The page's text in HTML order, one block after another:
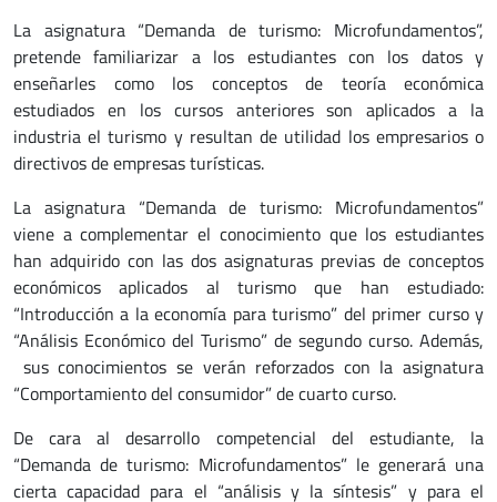
La asignatura “Demanda de turismo: Microfundamentos”,
pretende familiarizar a los estudiantes con los datos y
enseñarles como los conceptos de teoría económica
estudiados en los cursos anteriores son aplicados a la
industria el turismo y resultan de utilidad los empresarios o
directivos de empresas turísticas.
La asignatura “Demanda de turismo: Microfundamentos”
viene a complementar el conocimiento que los estudiantes
han adquirido con las dos asignaturas previas de conceptos
económicos aplicados al turismo que han estudiado:
“Introducción a la economía para turismo” del primer curso y
“Análisis Económico del Turismo” de segundo curso. Además,
sus conocimientos se verán reforzados con la asignatura
“Comportamiento del consumidor” de cuarto curso.
De cara al desarrollo competencial del estudiante, la
“Demanda de turismo: Microfundamentos” le generará una
cierta capacidad para el “análisis y la síntesis” y para el